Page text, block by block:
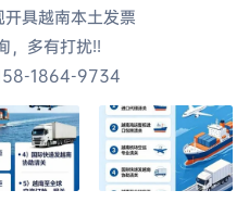
具越南本土发票
，多有打扰!!
1864-9734